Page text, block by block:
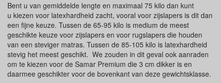
Bent u van gemiddelde lengte en maximaal 75 kilo dan kunt
u kiezen voor latexhardheid zacht, vooral voor zijslapers is dit dan
een fijne keuze. Tussen de 65-95 kilo is medium de meest
geschikte keuze voor zijslapers en voor rugslapers die houden
van een steviger matras. Tussen de 85-105 kilo is latexhardheid
stevig het meest geschikt. We zouden in dit geval ook aanraden
om te kiezen voor de Samar Premium die 3 cm dikker is en
daarmee geschikter voor de bovenkant van deze gewichtsklasse.